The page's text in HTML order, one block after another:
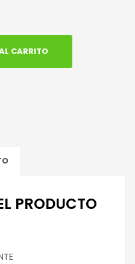
CARRITO
PRODUCTO